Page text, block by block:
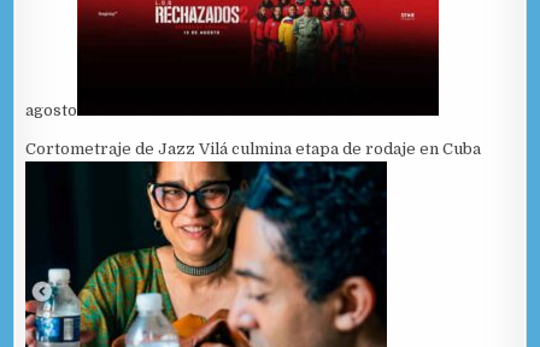
agosto
Cortometraje de Jazz Vilá culmina etapa de rodaje en Cuba